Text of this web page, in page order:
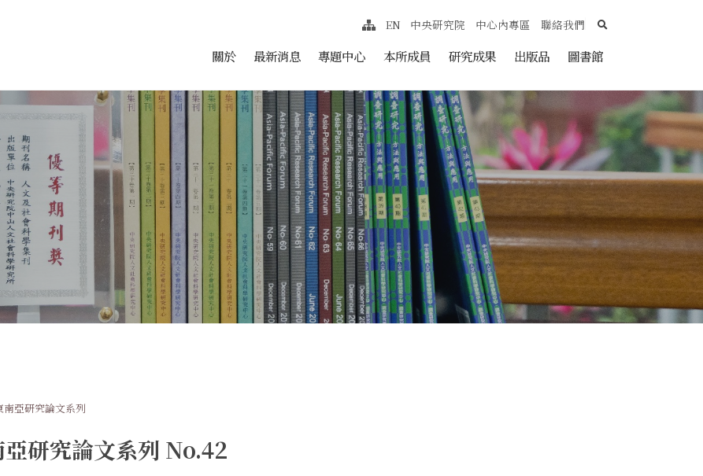
學研究中心 跳至中央區塊/Main Content
關於 最新消息 專題中心 本所成員 研究成果 出版品 圖書館
網站導覽
EN 中央研究院 中心內專區 聯絡我們 search
南亞研究論文系列
研究論文系列 No.42